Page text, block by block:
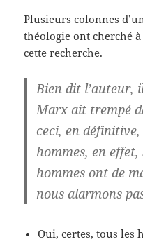
Plusieurs colonnes
théologie ont cherché
cette recherche.
Bien dit l’auteur,
Marx ait trempé
ceci, en
hommes, en
hommes ont de
nous alarmons
Oui, certes, tous les